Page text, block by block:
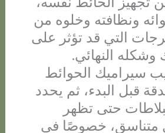
ونظافته وخلوه من
التي قد تؤثر على
وشكله النهائي.
سيراميك الحوائط
قبل البدء، ثم يحدد
حتى تظهر
متناسق، خصوصًا في